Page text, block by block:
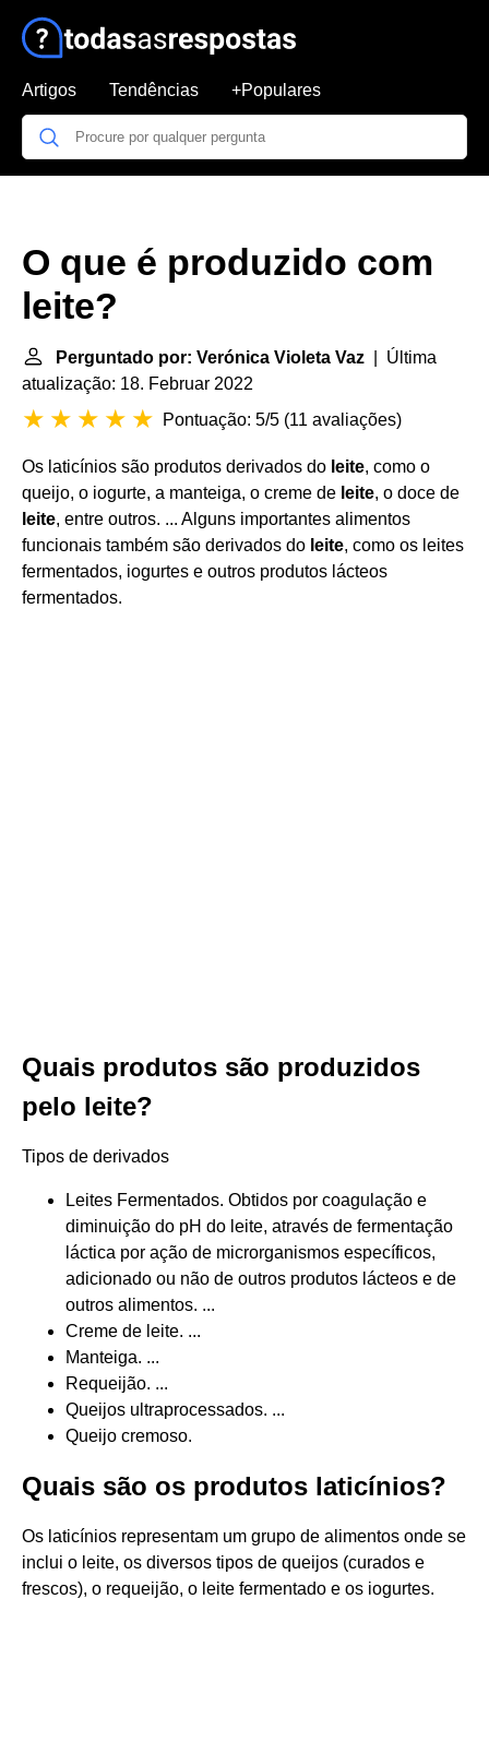
Artigos Tendências +Populares
O que é produzido com
leite?
Perguntado por: Verónica Violeta Vaz | Última
atualização: 18. Februar 2022
Pontuação: 5/5 (11 avaliações)
Os laticínios são produtos derivados do leite, como o
queijo, o iogurte, a manteiga, o creme de leite, o doce de
leite, entre outros. ... Alguns importantes alimentos
funcionais também são derivados do leite, como os leites
fermentados, iogurtes e outros produtos lácteos
fermentados.
Quais produtos são produzidos
pelo leite?
Tipos de derivados
Leites Fermentados. Obtidos por coagulação e
diminuição do pH do leite, através de fermentação
láctica por ação de microrganismos específicos,
adicionado ou não de outros produtos lácteos e de
outros alimentos. ...
Creme de leite. ...
Manteiga. ...
Requeijão. ...
Queijos ultraprocessados. ...
Queijo cremoso.
Quais são os produtos laticínios?
Os laticínios representam um grupo de alimentos onde se
inclui o leite, os diversos tipos de queijos (curados e
frescos), o requeijão, o leite fermentado e os iogurtes.